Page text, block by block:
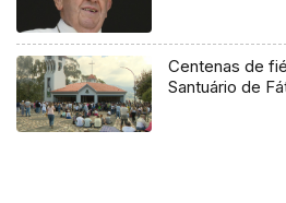
Centenas de
Santuário de